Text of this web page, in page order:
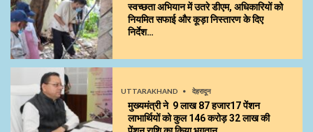
स्वच्छता अभियान में उतरे डीएम, अधिकारियों को
नियमित सफाई और कूड़ा निस्तारण के दिए
निर्देश…
UTTARAKHAND देहरादून
मुख्यमंत्री ने 9 लाख 87 हजार17 पेंशन
लाभार्थियों को कुल ₹146 करोड़ 32 लाख की